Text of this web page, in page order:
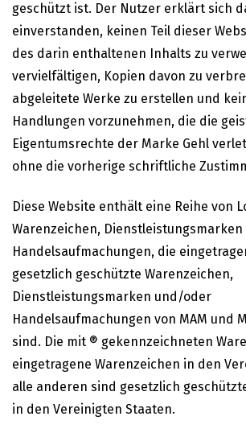
geschützt ist. Der Nutzer erklärt sich
einverstanden, keinen Teil dieser
des darin enthaltenen Inhalts zu
vervielfältigen, Kopien davon zu
abgeleitete Werke zu erstellen und
Handlungen vorzunehmen, die die
Eigentumsrechte der Marke Gehl
ohne die vorherige schriftliche
Diese Website enthält eine Reihe von
Warenzeichen,
Handelsaufmachungen, die
gesetzlich geschützte Warenzeichen,
Dienstleistungsmarken und/oder
Handelsaufmachungen von MAM und
sind. Die mit ® gekennzeichneten
eingetragene Warenzeichen in den
alle anderen sind gesetzlich
in den Vereinigten Staaten.